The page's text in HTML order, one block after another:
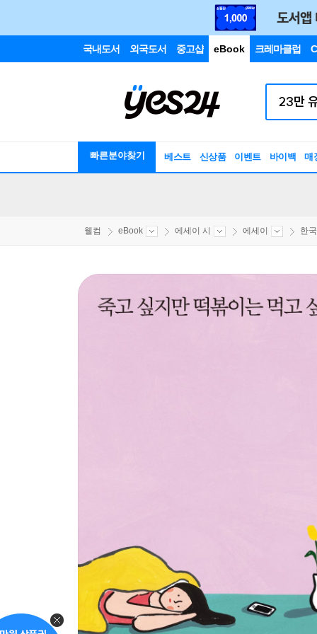
국내도서 외국도서 중고샵 eBook 크레마클럽
빠른분야찾기 베스트 신상품 이벤트 바이백 매
웰컴 eBook 에세이 시 에세이 한